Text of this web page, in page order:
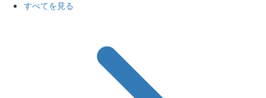
すべてを見る